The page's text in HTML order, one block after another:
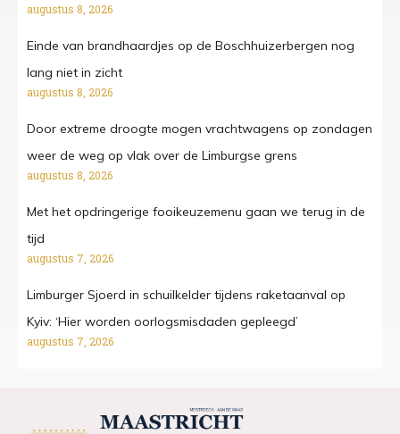
augustus 8, 2026
Einde van brandhaardjes op de Boschhuizerbergen nog
lang niet in zicht
augustus 8, 2026
Door extreme droogte mogen vrachtwagens op zondagen
weer de weg op vlak over de Limburgse grens
augustus 8, 2026
Met het opdringerige fooikeuzemenu gaan we terug in de
tijd
augustus 7, 2026
Limburger Sjoerd in schuilkelder tijdens raketaanval op
Kyiv: ‘Hier worden oorlogsmisdaden gepleegd’
augustus 7, 2026